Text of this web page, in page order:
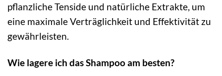
pflanzliche Tenside und natürliche Extrakte, um
eine maximale Verträglichkeit und Effektivität zu
gewährleisten.
Wie lagere ich das Shampoo am besten?